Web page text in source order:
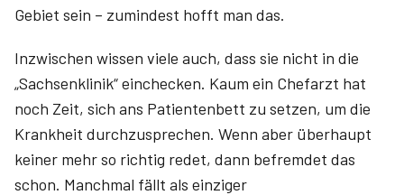
Gebiet sein – zumindest hofft man das.
Inzwischen wissen viele auch, dass sie nicht in die
„Sachsenklinik“ einchecken. Kaum ein Chefarzt hat
noch Zeit, sich ans Patientenbett zu setzen, um die
Krankheit durchzusprechen. Wenn aber überhaupt
keiner mehr so richtig redet, dann befremdet das
schon. Manchmal fällt als einziger